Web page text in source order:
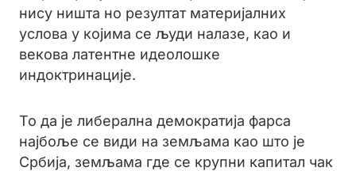
нису ништа но резултат материјалних
услова у којима се људи налазе, као и
векова латентне идеолошке
индоктринације.
То да је либерална демократија фарса
најбоље се види на земљама као што је
Србија, земљама где се крупни капитал чак